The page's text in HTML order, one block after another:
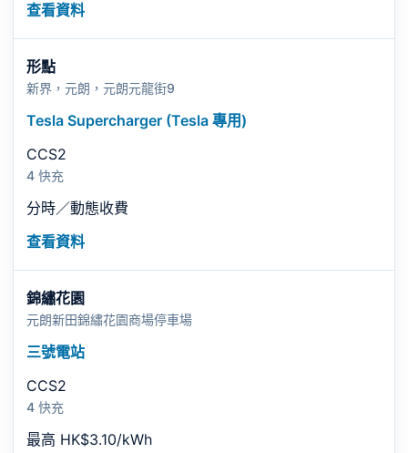
查看資料
形點
新界，元朗，元朗元龍街9
Tesla Supercharger (Tesla 專用)
CCS2
4 快充
分時／動態收費
查看資料
錦繡花園
元朗新田錦繡花園商場停車場
三號電站
CCS2
4 快充
最高 HK$3.10/kWh